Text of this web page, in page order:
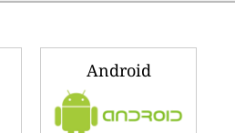
Android